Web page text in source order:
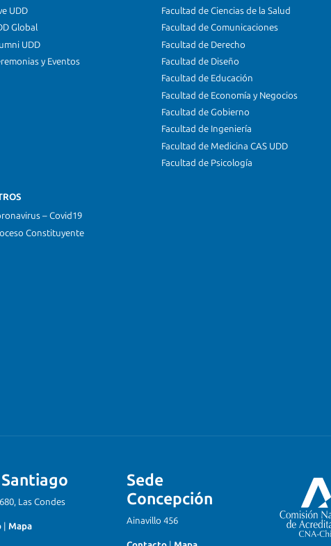
UDD
Global
UDD
y Eventos
Facultad de Ciencias de la Salud
Facultad de Comunicaciones
Facultad de Derecho
Facultad de Diseño
Facultad de Educación
Facultad de Economía y Negocios
Facultad de Gobierno
Facultad de Ingeniería
Facultad de Medicina CAS UDD
Facultad de Psicología
– Covid19
Constituyente
Las Condes
Mapa
Sede
Concepción
Ainavillo 456